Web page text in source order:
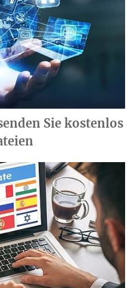
Sie kostenlos